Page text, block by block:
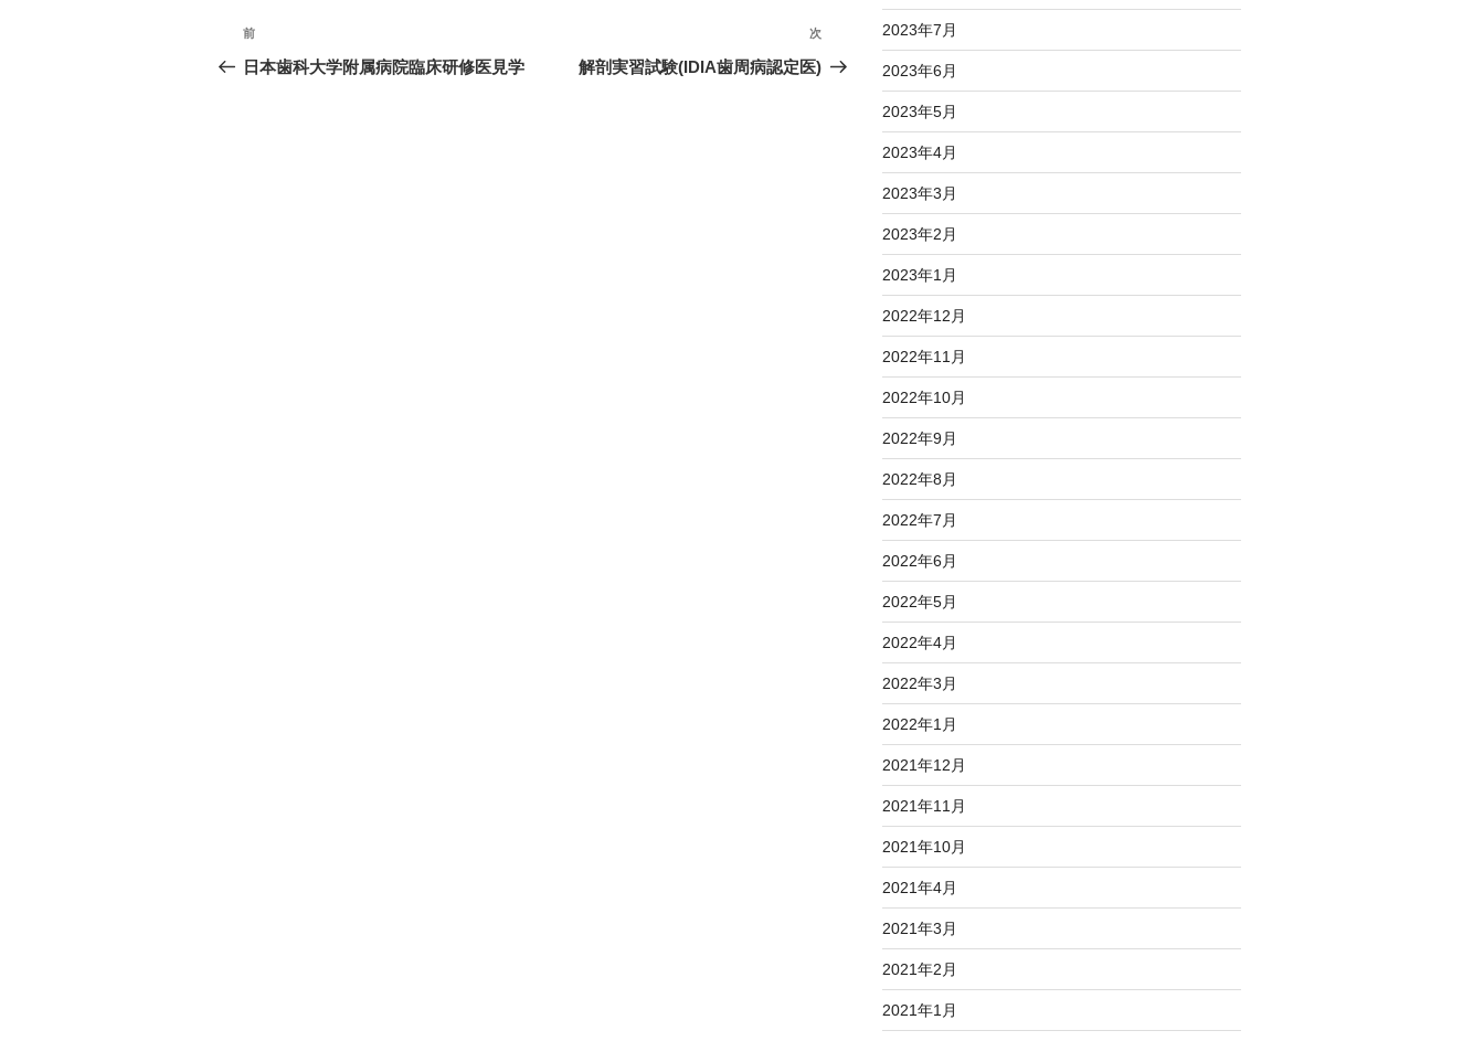
投
稿
過
去
前
日本歯科大学附属病院臨床研修医見学
次
の
次
解剖実習試験(IDIA歯周病認定医)
2023年7月
2023年6月
2023年5月
2023年4月
2023年3月
2023年2月
2023年1月
2022年12月
2022年11月
2022年10月
2022年9月
2022年8月
2022年7月
2022年6月
2022年5月
2022年4月
2022年3月
2022年1月
2021年12月
2021年11月
2021年10月
2021年4月
2021年3月
2021年2月
2021年1月